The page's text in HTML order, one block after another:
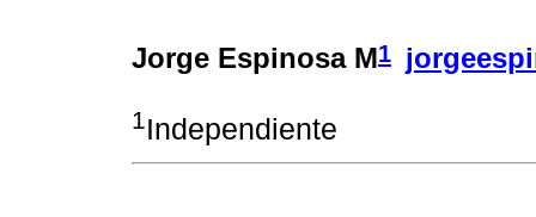
Jorge Espinosa M1
1Independiente